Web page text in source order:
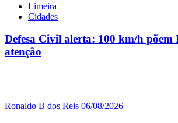
Limeira
Cidades
Defesa Civil alerta: 100 km/h põem
atenção
Ronaldo B dos Reis 06/08/2026